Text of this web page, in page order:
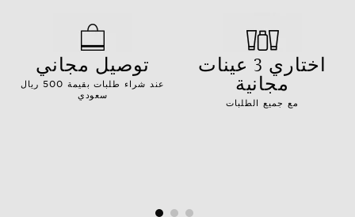
توصيل مجاني
عند شراء طلبات بقيمة 500 ريال
سعودي
اختاري 3 عينات
مجانية
مع جميع الطلبات